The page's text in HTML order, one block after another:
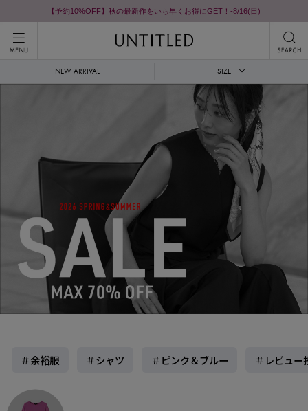
【予約10%OFF】秋の最新作をいち早くお得にGET！-8/16(日)
NEW ARRIVAL SIZE
＃余裕服 ＃シャツ ＃ピンク＆ブルー ＃レビュー